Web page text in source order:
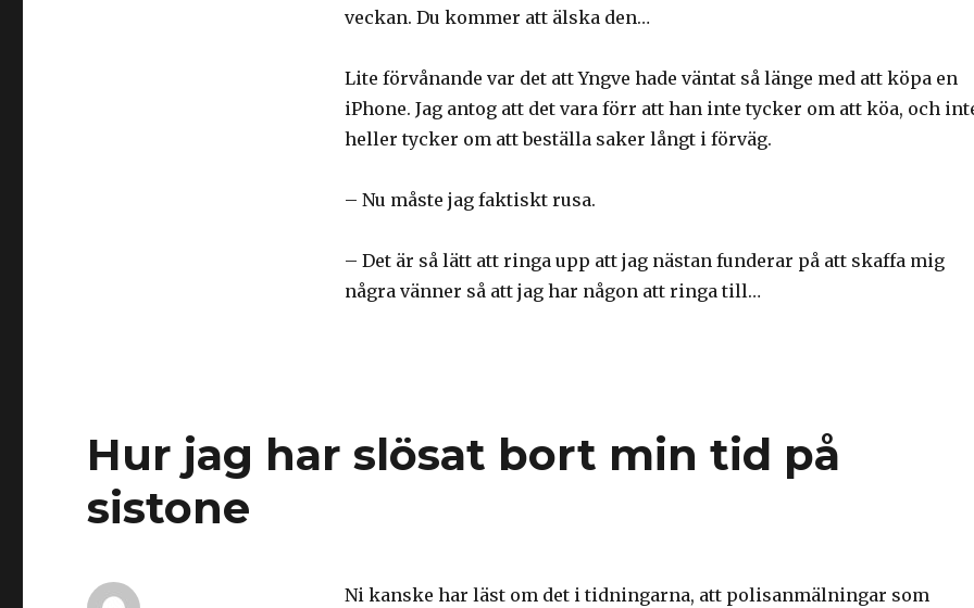
veckan. Du kommer att älska den…
Lite förvånande var det att Yngve hade väntat så länge med att köpa en
iPhone. Jag antog att det vara förr att han inte tycker om att köa, och
heller tycker om att beställa saker långt i förväg.
– Nu måste jag faktiskt rusa.
– Det är så lätt att ringa upp att jag nästan funderar på att skaffa mig
några vänner så att jag har någon att ringa till…
Hur jag har slösat bort min tid på
sistone
Ni kanske har läst om det i tidningarna, att polisanmälningar som